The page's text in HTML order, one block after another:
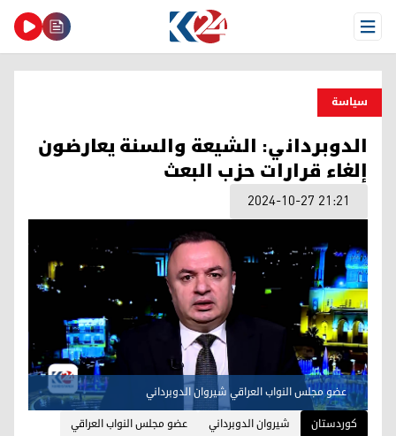
Open Menu
سیاسة
الدوبرداني: الشيعة والسنة يعارضون
إلغاء قرارات حزب البعث
2024-10-27 21:21
عضو مجلس النواب العراقي شيروان الدوبرداني
کوردستان
شيروان الدوبرداني
عضو مجلس النواب العراقي